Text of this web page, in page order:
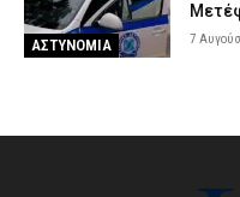
ΑΣΤΥΝΟΜΙΑ 7